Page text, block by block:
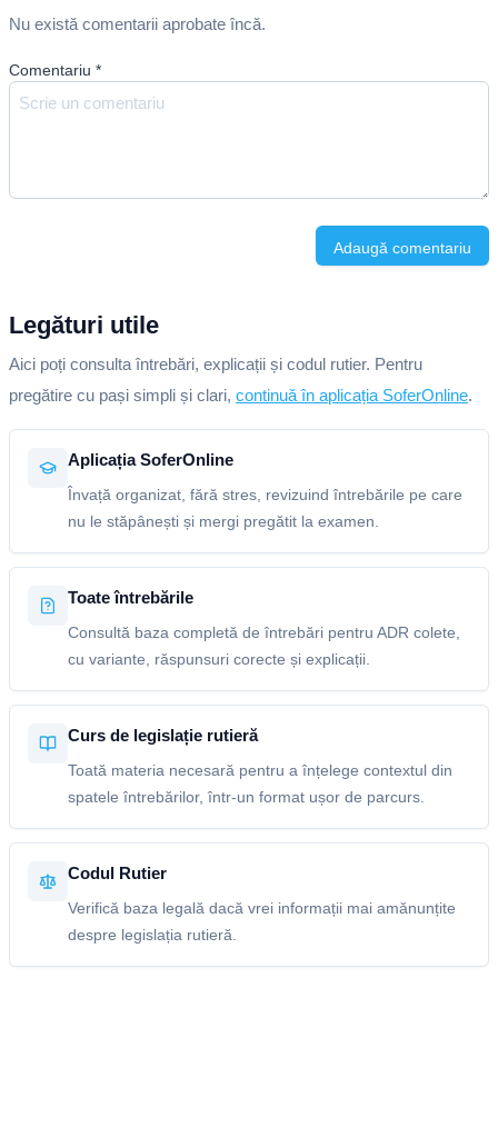
Nu există comentarii aprobate încă.
Comentariu *
Adaugă comentariu
Legături utile
Aici poți consulta întrebări, explicații și codul rutier. Pentru
pregătire cu pași simpli și clari, continuă în aplicația SoferOnline.
Aplicația SoferOnline
Învață organizat, fără stres, revizuind întrebările pe care
nu le stăpânești și mergi pregătit la examen.
Toate întrebările
Consultă baza completă de întrebări pentru ADR colete,
cu variante, răspunsuri corecte și explicații.
Curs de legislație rutieră
Toată materia necesară pentru a înțelege contextul din
spatele întrebărilor, într-un format ușor de parcurs.
Codul Rutier
Verifică baza legală dacă vrei informații mai amănunțite
despre legislația rutieră.